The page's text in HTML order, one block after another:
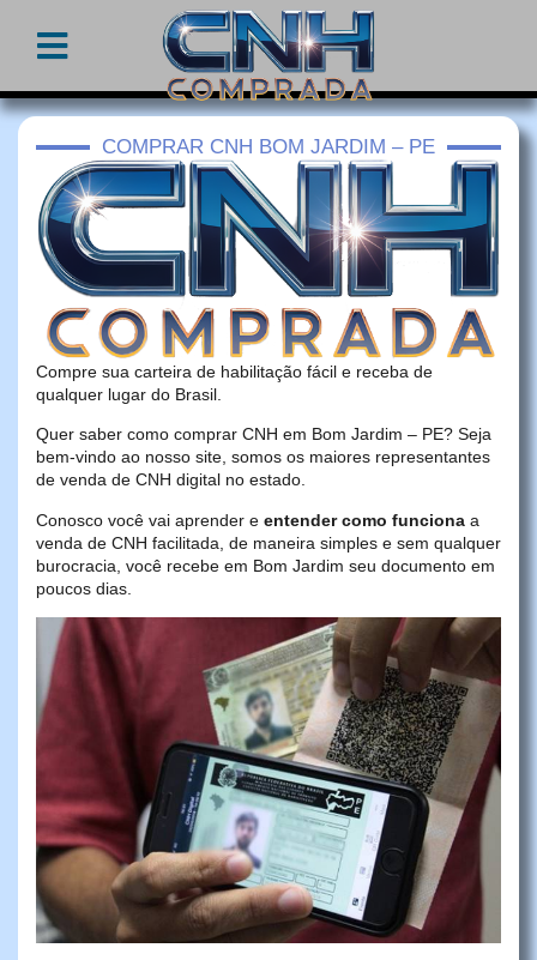
COMPRAR CNH BOM JARDIM – PE
Compre sua carteira de habilitação fácil e receba de
qualquer lugar do Brasil.
Quer saber como comprar CNH em Bom Jardim – PE? Seja
bem-vindo ao nosso site, somos os maiores representantes
de venda de CNH digital no estado.
Conosco você vai aprender e entender como funciona a
venda de CNH facilitada, de maneira simples e sem qualquer
burocracia, você recebe em Bom Jardim seu documento em
poucos dias.